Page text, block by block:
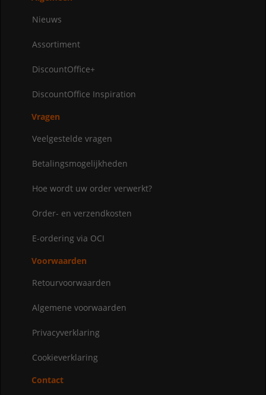
Nieuws
Assortiment
DiscountOffice+
DiscountOffice Inspiration
Vragen
Veelgestelde vragen
Betalingsmogelijkheden
Hoe wordt uw order verwerkt?
Order- en verzendkosten
E-ordering via OCI
Voorwaarden
Retourvoorwaarden
Algemene voorwaarden
Privacyverklaring
Cookieverklaring
Contact